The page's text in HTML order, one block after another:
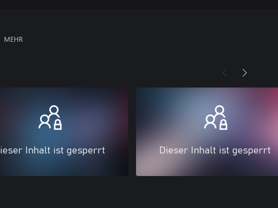
MEHR
Inhalt ist gesperrt Dieser Inhalt ist gesperrt